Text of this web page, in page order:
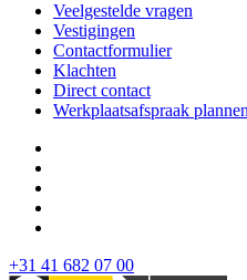
Veelgestelde vragen
Vestigingen
Contactformulier
Klachten
Direct contact
Werkplaatsafspraak plannen
+31 41 682 07 00